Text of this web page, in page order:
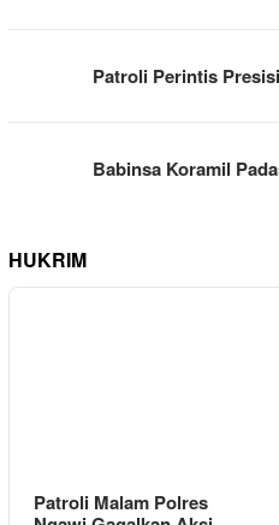
Patroli Perintis
Babinsa Koramil
HUKRIM
Patroli Malam Polres